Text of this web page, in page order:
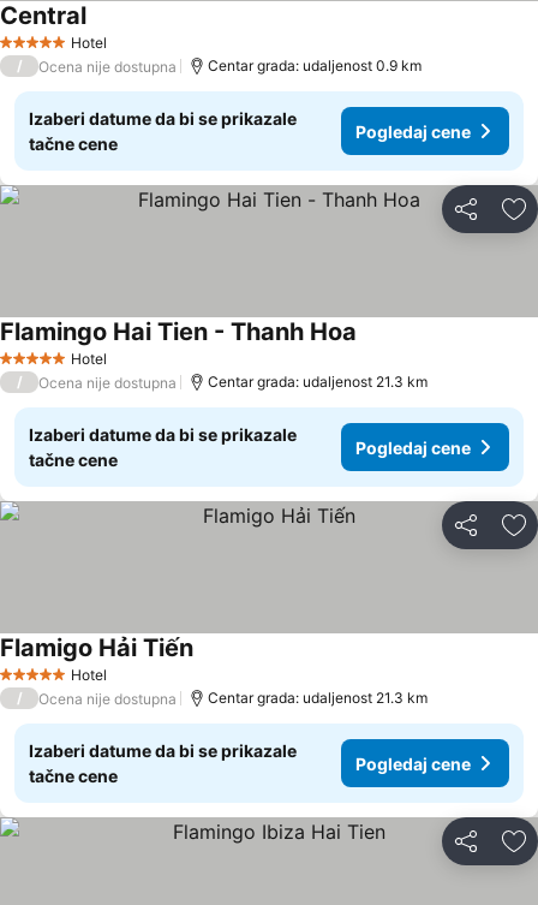
5 ZvezdiceHotel
CentralPogledaj cene
/ Ocena nije dostupna Centar grada: udaljenost 0.9 km
Izaberi datume da bi se prikazale
tačne cene
Pogledaj cene
Deli
5 ZvezdiceHotel
Flamingo Hai Tien - Thanh Hoa
/ Ocena nije dostupna Centar grada: udaljenost 21.3 km
Izaberi datume da bi se prikazale
tačne cene
Pogledaj cene
Deli
5 ZvezdiceHotel
Flamigo Hải TiếnPogledaj cene
/ Ocena nije dostupna Centar grada: udaljenost 21.3 km
Izaberi datume da bi se prikazale
tačne cene
Pogledaj cene
Deli